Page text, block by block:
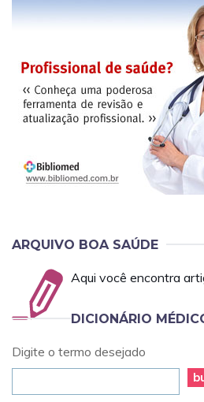
ARQUIVO BOA SAÚDE
Aqui você encontra
DICIONÁRIO
Digite o termo desejado